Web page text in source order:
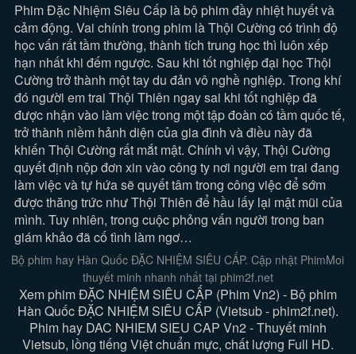
Phim Đặc Nhiệm Siêu Cấp là bộ phim đầy nhiệt huyết và
cảm động. Vai chính trong phim là Thội Cường có trình độ
học vấn rất tầm thường, thành tích trung học thì luôn xếp
hạn nhất khi đếm ngược. Sau khi tốt nghiệp đại học Thội
Cường trở thành một tay du đản vô nghề nghiệp. Trong khí
đó người em trai Thội Thiên ngay sai khi tốt nghiệp đã
được nhận vào làm việc trong một tập đoàn có tầm quốc tế,
trở thành niềm hảnh diện của gia đình và điều này đã
khiến Thội Cường rất mắt mật. Chính vì vậy, Thội Cường
quyết định nộp đơn xin vào công ty nơi người em trai đang
làm việc và tự hứa sẽ quyết tâm trong công việc để sớm
được thăng trức như Thội Thiên để hầu lấy lại mật mũi của
mình. Tuy nhiên, trong cuộc phỏng vấn người trong ban
giám khảo đã cố tình làm ngơ…
Bộ phim hay Hàn Quốc ĐẶC NHIỆM SIÊU CẤP. Cập nhật PhimMoi
thuyết minh nhanh nhất tại phim2f.net
Xem phim ĐẶC NHIỆM SIÊU CẤP (Phim Vn2) - Bộ phim
Hàn Quốc ĐẶC NHIỆM SIÊU CẤP (Vietsub - phim2f.net).
Phim hay DAC NHIEM SIEU CAP Vn2 - Thuyết minh
Vietsub, lồng tiếng Việt chuẩn mực, chất lượng Full HD.